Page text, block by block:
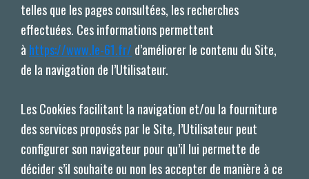
telles que les pages consultées, les recherches
effectuées. Ces informations permettent
à https://www.le-61.fr/ d’améliorer le contenu du Site,
de la navigation de l’Utilisateur.
Les Cookies facilitant la navigation et/ou la fourniture
des services proposés par le Site, l’Utilisateur peut
configurer son navigateur pour qu’il lui permette de
décider s’il souhaite ou non les accepter de manière à ce